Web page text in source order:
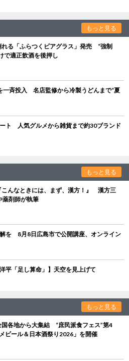
もっと見る
れる「ふらつくビアグラス」発売 “強制
で適正飲酒を後押し
一斉投入 名店監修から冷製うどんまで“夏
ト 人気グルメから雑貨まで約30ブランド
もっと見る
こんなときには、まず、漢方！』 漢方三
薬剤師が執筆
を 8月8日広島市で公開講座、オンライン
平「足し算命」】天空を見上げて
もっと見る
国各地から大集結 “庶民派食フェス”第4
ビール＆日本酒祭り2026」を開催